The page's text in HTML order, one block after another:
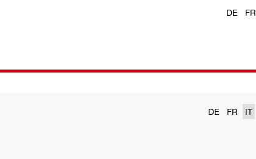
DE FR
DE FR IT